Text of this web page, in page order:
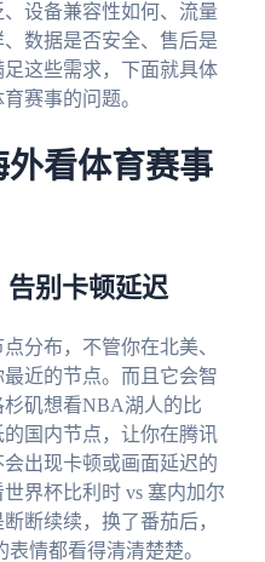
设备兼容性如何、流量
数据是否安全、售后是
足这些需求，下面就具体
赛事的问题。
看体育赛事
别卡顿延迟
分布，不管你在北美、
近的节点。而且它会智
矶想看NBA湖人的比
国内节点，让你在腾讯
出现卡顿或画面延迟的
界杯比利时 vs 塞内加尔
断续续，换了番茄后，
情都看得清清楚楚。